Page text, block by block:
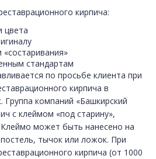
кирпича:
цвета
стандартам
по просьбе клиента при
кирпича в
Группа компаний «Башкирский
с клеймом «под старину»,
может быть нанесено на
тычок или ложок. При
кирпича (от 1000